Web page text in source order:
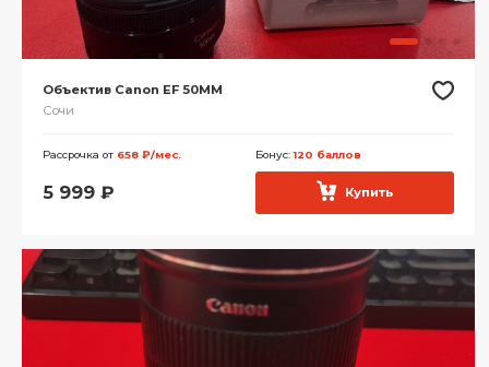
Объектив Canon EF 50MM
Сочи
Рассрочка от 658 ₽/мес. Бонус:120 баллов
5 999 ₽ Купить